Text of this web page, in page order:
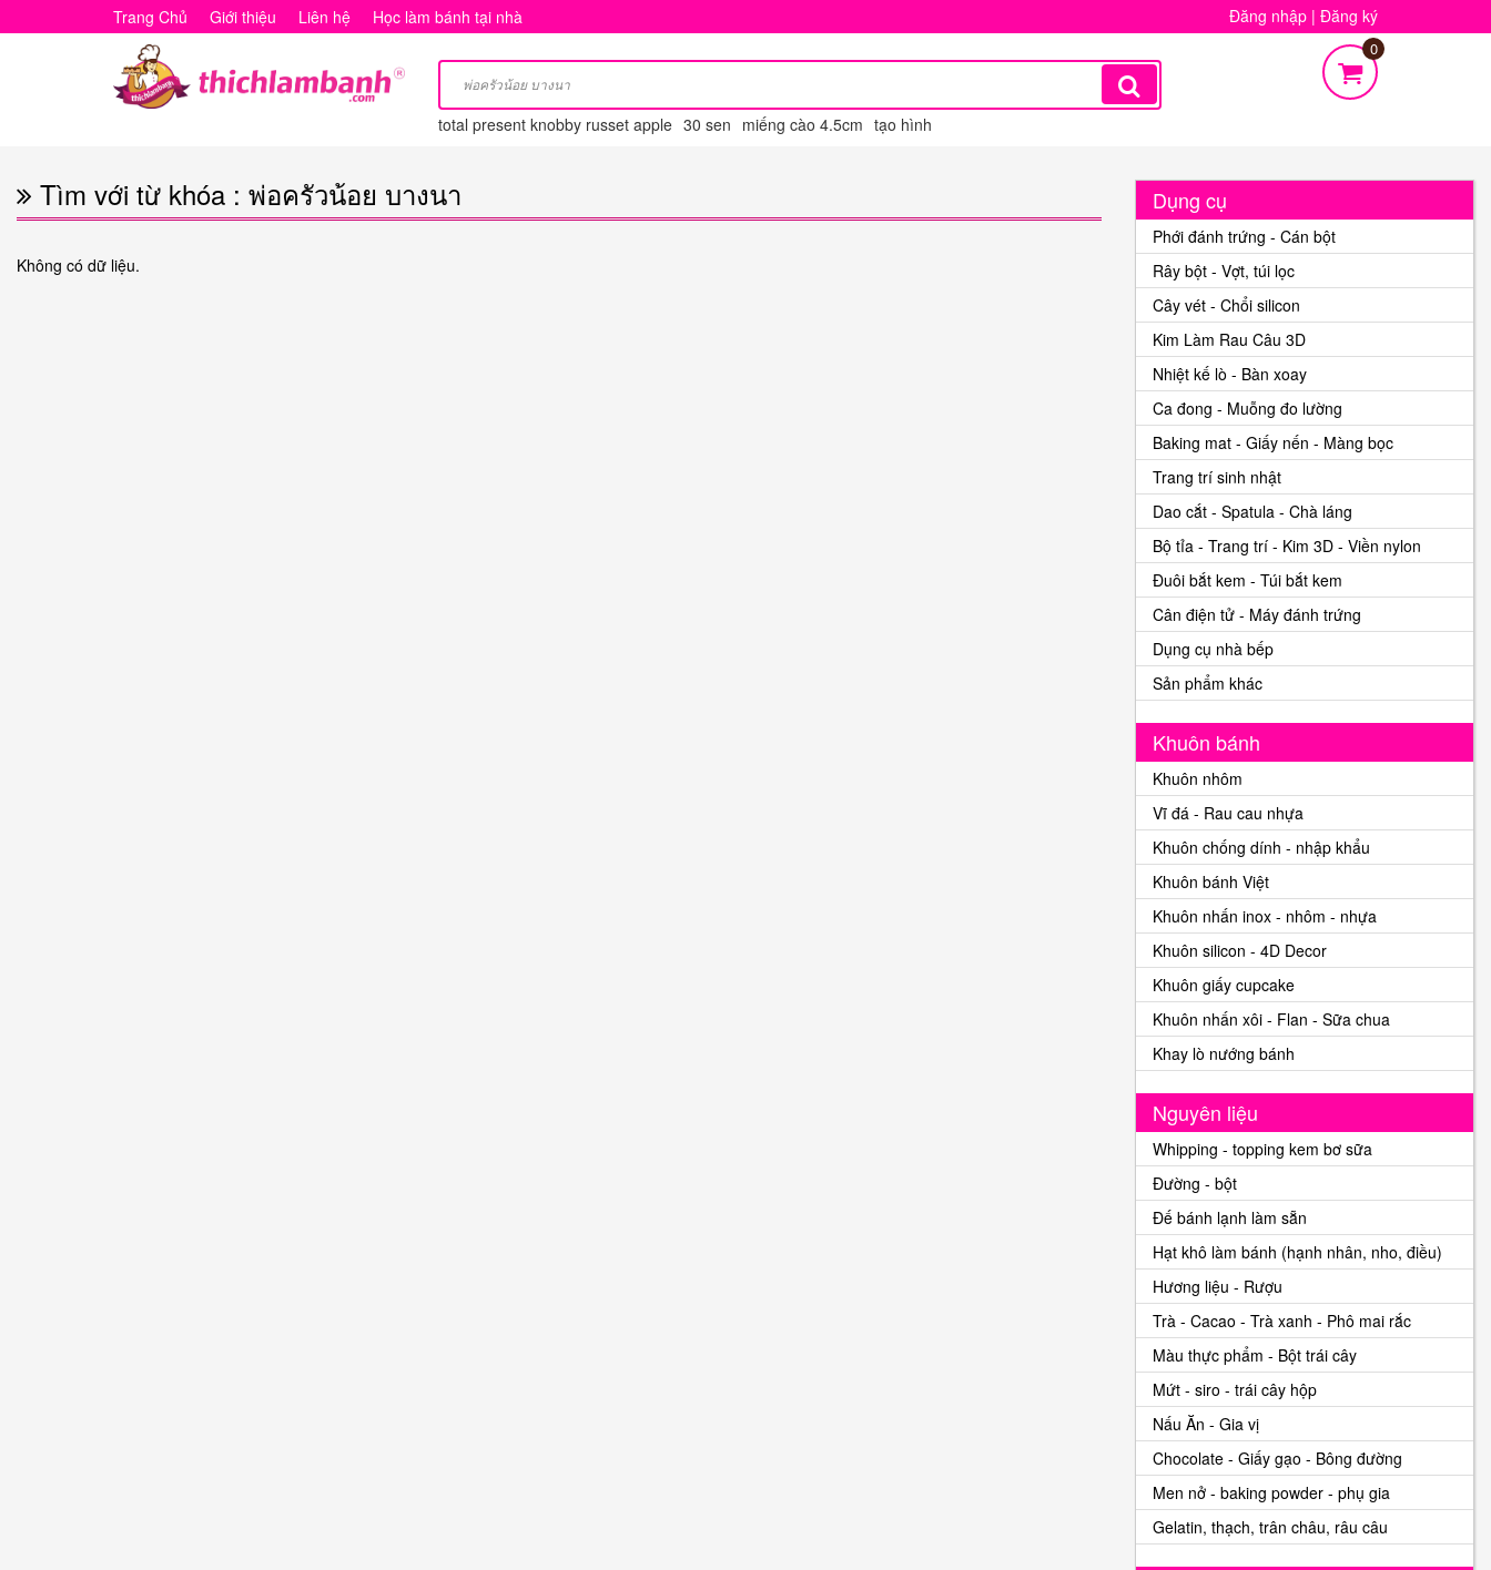
Tìm
พ่อ
ครัว
Trang Chủ Giới thiệu Liên hệ Học làm bánh tại nhà Đăng nhập | Đăng ký
total present knobby russet apple 30 sen miếng cào 4.5cm tạo hình
0
Tìm với từ khóa : พ่อครัวน้อย บางนา
Không có dữ liệu.
Dụng cụ
Phới đánh trứng - Cán bột
Rây bột - Vợt, túi lọc
Cây vét - Chổi silicon
Kim Làm Rau Câu 3D
Nhiệt kế lò - Bàn xoay
Ca đong - Muỗng đo lường
Baking mat - Giấy nến - Màng bọc
Trang trí sinh nhật
Dao cắt - Spatula - Chà láng
Bộ tỉa - Trang trí - Kim 3D - Viền nylon
Đuôi bắt kem - Túi bắt kem
Cân điện tử - Máy đánh trứng
Dụng cụ nhà bếp
Sản phẩm khác
Khuôn bánh
Khuôn nhôm
Vĩ đá - Rau cau nhựa
Khuôn chống dính - nhập khẩu
Khuôn bánh Việt
Khuôn nhấn inox - nhôm - nhựa
Khuôn silicon - 4D Decor
Khuôn giấy cupcake
Khuôn nhấn xôi - Flan - Sữa chua
Khay lò nướng bánh
Nguyên liệu
Whipping - topping kem bơ sữa
Đường - bột
Đế bánh lạnh làm sẵn
Hạt khô làm bánh (hạnh nhân, nho, điều)
Hương liệu - Rượu
Trà - Cacao - Trà xanh - Phô mai rắc
Màu thực phẩm - Bột trái cây
Mứt - siro - trái cây hộp
Nấu Ăn - Gia vị
Chocolate - Giấy gạo - Bông đường
Men nở - baking powder - phụ gia
Gelatin, thạch, trân châu, râu câu